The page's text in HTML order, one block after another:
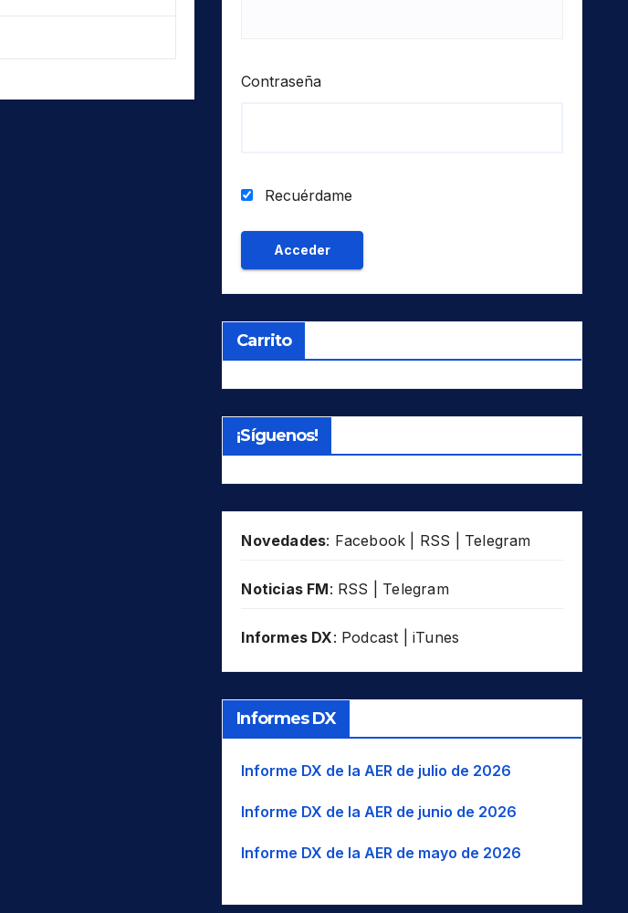
Contraseña
Recuérdame
Carrito
¡Síguenos!
Novedades: Facebook RSS Telegram
Noticias FM: RSS Telegram
Informes DX: Podcast iTunes
Informes DX
Informe DX de la AER de julio de 2026
Informe DX de la AER de junio de 2026
Informe DX de la AER de mayo de 2026